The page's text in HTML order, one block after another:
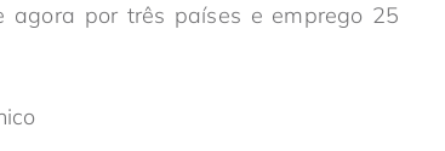
agora por três países e emprego 25